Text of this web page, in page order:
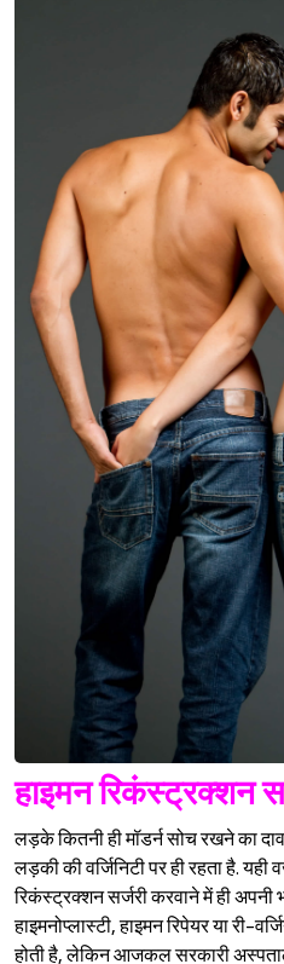
हाइमन रिकंस्ट्रक्शन
लड़के कितनी ही मॉडर्न सोच रखने का
लड़की की वर्जिनिटी पर ही रहता है.
रिकंस्ट्रक्शन सर्जरी करवाने में ही
हाइमनोप्लास्टी, हाइमन रिपेयर या री-
होती है, लेकिन आजकल सरकारी